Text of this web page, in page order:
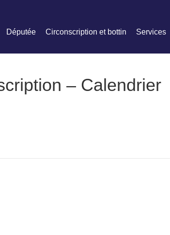
Députée Circonscription et bottin Services
– Calendrier